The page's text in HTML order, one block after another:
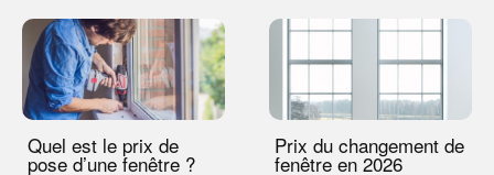
Quel est le prix de
pose d’une fenêtre ?
Prix du changement de
fenêtre en 2026